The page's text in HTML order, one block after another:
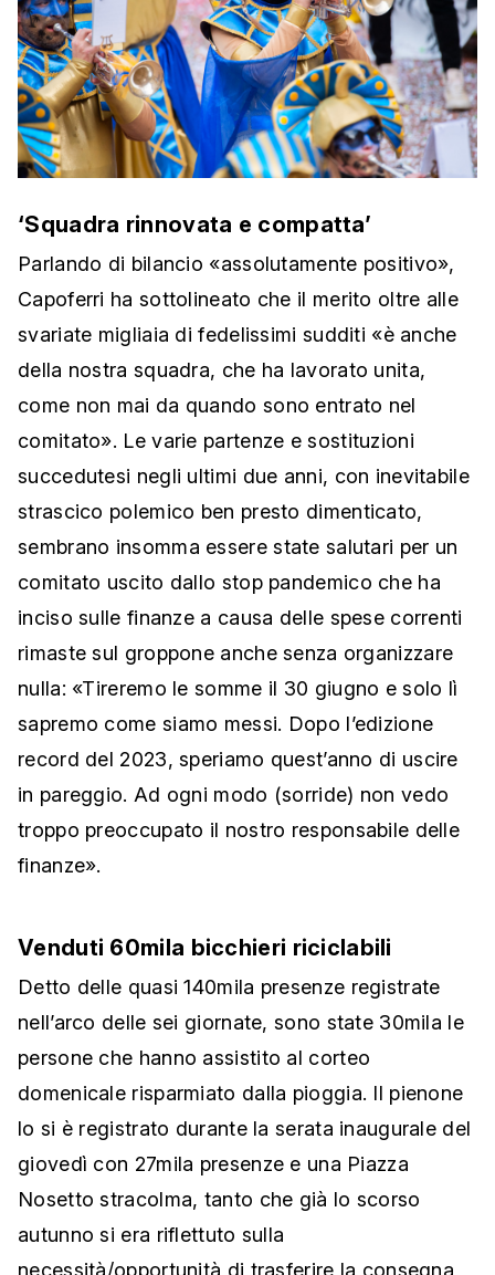
‘Squadra rinnovata e compatta’
Parlando di bilancio «assolutamente positivo»,
Capoferri ha sottolineato che il merito oltre alle
svariate migliaia di fedelissimi sudditi «è anche
della nostra squadra, che ha lavorato unita,
come non mai da quando sono entrato nel
comitato». Le varie partenze e sostituzioni
succedutesi negli ultimi due anni, con inevitabile
strascico polemico ben presto dimenticato,
sembrano insomma essere state salutari per un
comitato uscito dallo stop pandemico che ha
inciso sulle finanze a causa delle spese correnti
rimaste sul groppone anche senza organizzare
nulla: «Tireremo le somme il 30 giugno e solo lì
sapremo come siamo messi. Dopo l’edizione
record del 2023, speriamo quest’anno di uscire
in pareggio. Ad ogni modo (sorride) non vedo
troppo preoccupato il nostro responsabile delle
finanze».
Venduti 60mila bicchieri riciclabili
Detto delle quasi 140mila presenze registrate
nell’arco delle sei giornate, sono state 30mila le
persone che hanno assistito al corteo
domenicale risparmiato dalla pioggia. Il pienone
lo si è registrato durante la serata inaugurale del
giovedì con 27mila presenze e una Piazza
Nosetto stracolma, tanto che già lo scorso
autunno si era riflettuto sulla
necessità/opportunità di trasferire la consegna